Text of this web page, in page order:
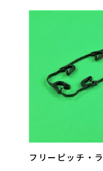
フリーピッチ・